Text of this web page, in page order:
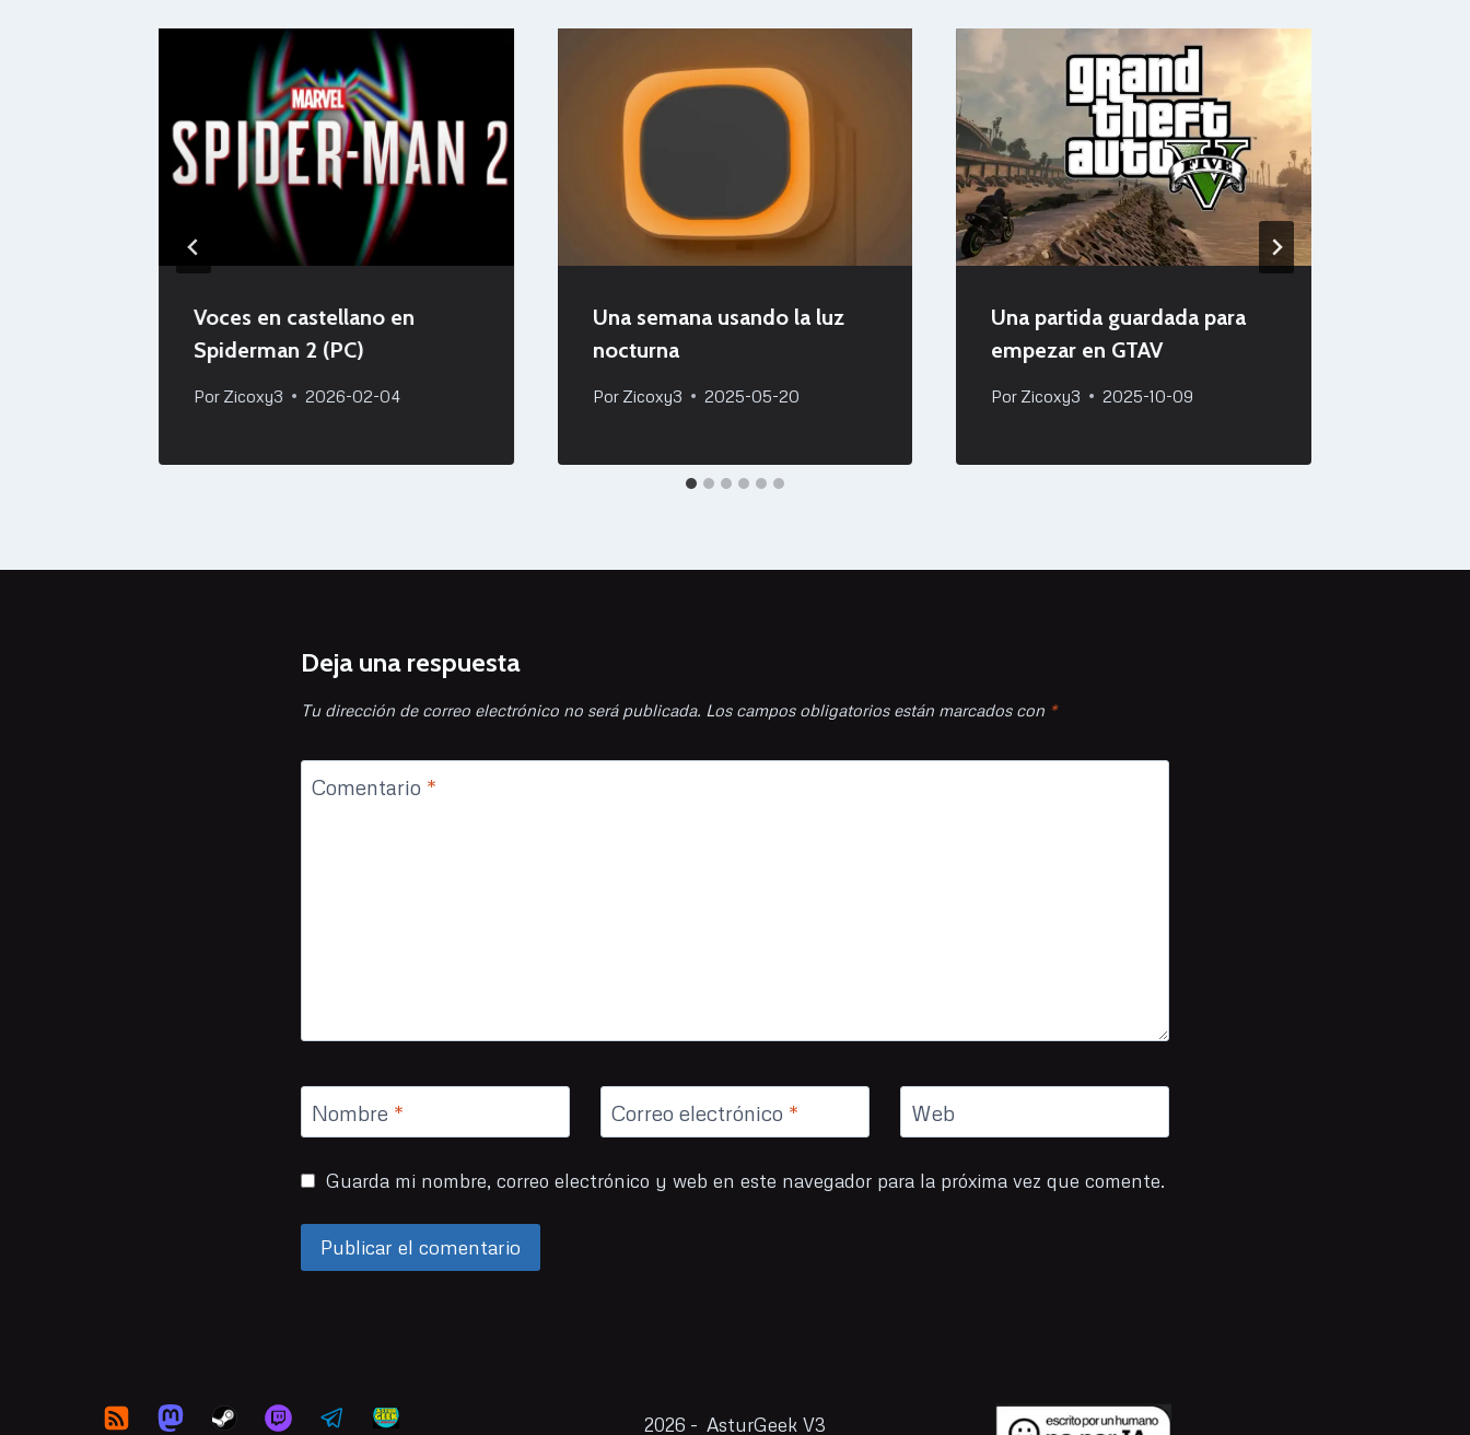
Voces en castellano en
Spiderman 2 (PC)
Por Zicoxy3 2026-02-04
Una semana usando la luz
nocturna
Por Zicoxy3 2025-05-20
Una partida guardada para
empezar en GTAV
Por Zicoxy3 2025-10-09
Deja una respuesta
Tu dirección de correo electrónico no será publicada. Los campos obligatorios están marcados con *
Comentario *
Nombre * Correo electrónico * Web
Guarda mi nombre, correo electrónico y web en este navegador para la próxima vez que comente.
2026 - AsturGeek V3